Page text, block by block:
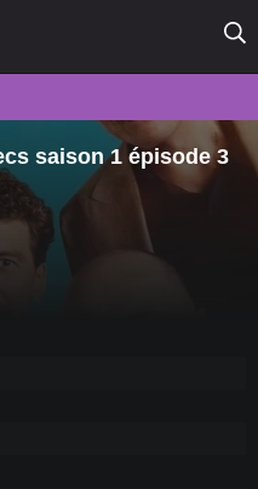
saison 1 épisode 3